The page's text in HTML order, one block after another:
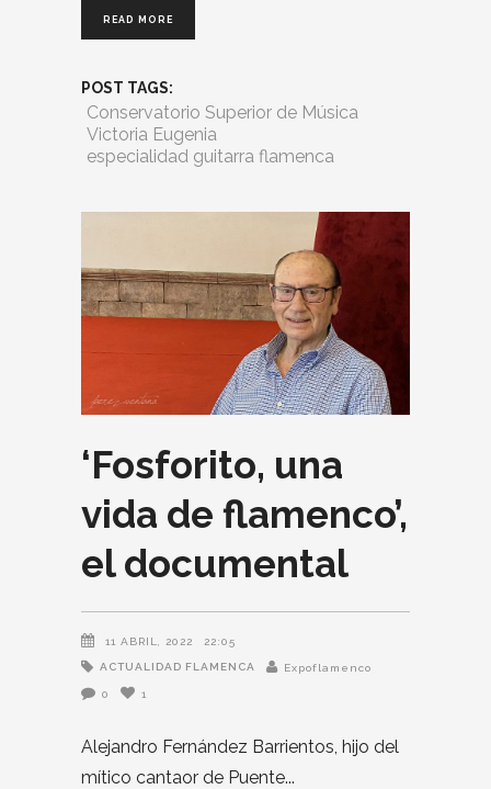
READ MORE
POST TAGS:
Conservatorio Superior de Música
Victoria Eugenia
especialidad guitarra flamenca
‘Fosforito, una
vida de flamenco’,
el documental
11 ABRIL, 2022 22:05
ACTUALIDAD FLAMENCA Expoflamenco
0 1
Alejandro Fernández Barrientos, hijo del
mítico cantaor de Puente